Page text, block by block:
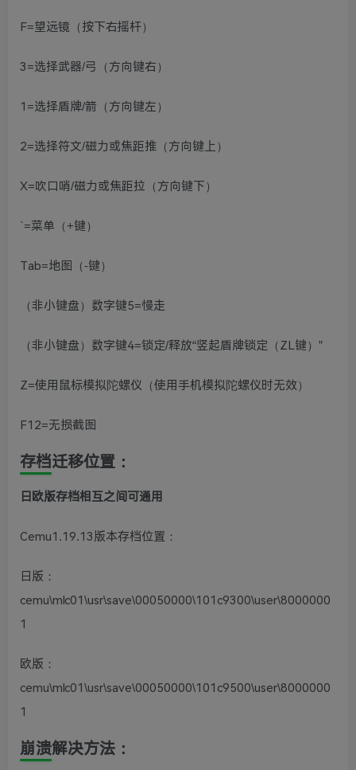
F=望远镜（按下右摇杆）
3=选择武器/弓（方向键右）
1=选择盾牌/箭（方向键左）
2=选择符文/磁力或焦距推（方向键上）
X=吹口哨/磁力或焦距拉（方向键下）
`=菜单（+键）
Tab=地图（-键）
（非小键盘）数字键5=慢走
（非小键盘）数字键4=锁定/释放“竖起盾牌锁定（ZL键）”
Z=使用鼠标模拟陀螺仪（使用手机模拟陀螺仪时无效）
F12=无损截图
存档迁移位置：
日欧版存档相互之间可通用
Cemu1.19.13版本存档位置：
日版：
cemu\mlc01\usr\save\00050000\101c9300\user\8000000
1
欧版：
cemu\mlc01\usr\save\00050000\101c9500\user\8000000
1
崩溃解决方法：